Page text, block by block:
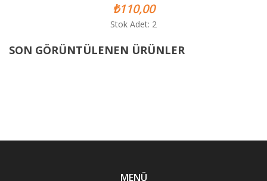
₺110,00
Stok Adet: 2
SON GÖRÜNTÜLENEN ÜRÜNLER
MENÜ